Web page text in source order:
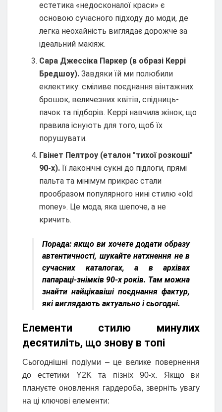
естетика «недосконалої краси» є
основою сучасного підходу до моди, де
легка неохайність виглядає дорожче за
ідеальний макіяж.
Сара Джессіка Паркер (в образі Керрі
Бредшоу). Завдяки їй ми полюбили
еклектику: сміливе поєднання вінтажних
брошок, величезних квітів, спідниць-
пачок та підборів. Керрі навчила жінок, що
правила існують для того, щоб їх
порушувати.
Гвінет Пелтроу (еталон "тихої розкоші"
90-х). Її лаконічні сукні до підлоги, прямі
пальта та мінімум прикрас стали
прообразом популярного нині стилю «old
money». Це мода, яка шепоче, а не
кричить.
Порада: якщо ви хочете додати образу
автентичності, шукайте натхнення не в
сучасних каталогах, а в архівах
папараці-знімків 90-х років. Там можна
знайти найцікавіші поєднання фактур,
які виглядають актуально і сьогодні.
Елементи стилю минулих
десятиліть, що знову в топі
Сьогоднішні подіуми – це велике повернення
до естетики Y2K та пізніх 90-х. Якщо ви
плануєте оновлення гардероба, зверніть увагу
на ці ключові елементи: